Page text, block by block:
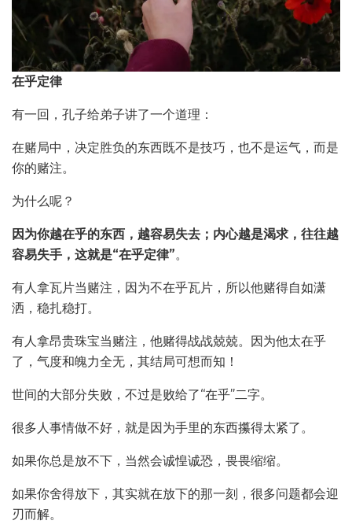
在乎定律
有一回，孔子给弟子讲了一个道理：
在赌局中，决定胜负的东西既不是技巧，也不是运气，而是
你的赌注。
为什么呢？
因为你越在乎的东西，越容易失去；内心越是渴求，往往越
容易失手，这就是“在乎定律”。
有人拿瓦片当赌注，因为不在乎瓦片，所以他赌得自如潇
洒，稳扎稳打。
有人拿昂贵珠宝当赌注，他赌得战战兢兢。因为他太在乎
了，气度和魄力全无，其结局可想而知！
世间的大部分失败，不过是败给了“在乎”二字。
很多人事情做不好，就是因为手里的东西攥得太紧了。
如果你总是放不下，当然会诚惶诚恐，畏畏缩缩。
如果你舍得放下，其实就在放下的那一刻，很多问题都会迎
刃而解。